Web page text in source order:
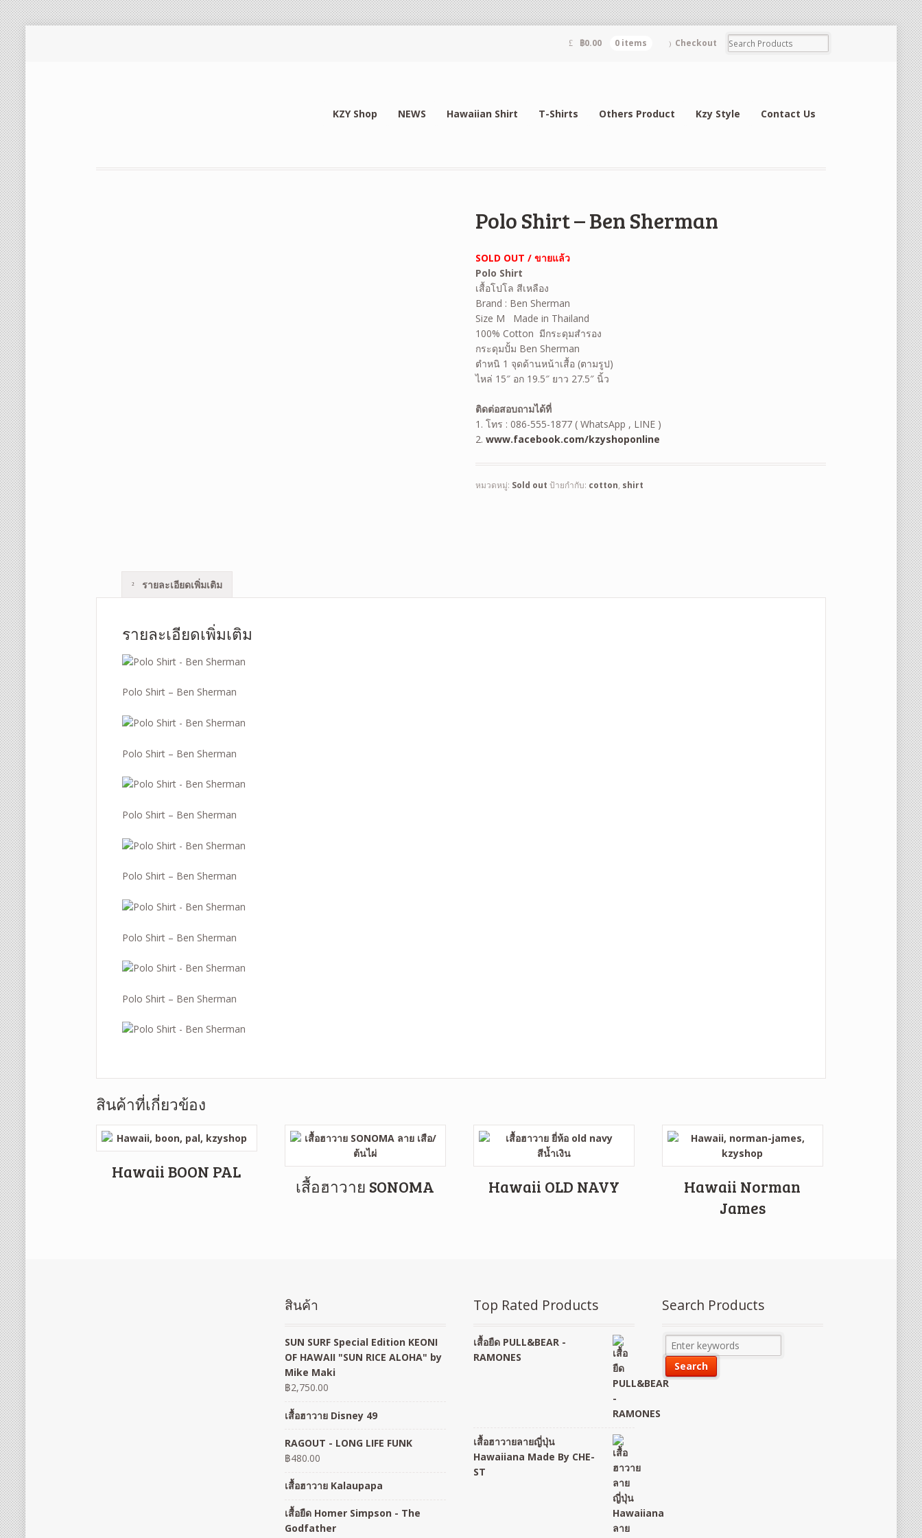
฿0.00 0 items Checkout
KZY Shop NEWS Hawaiian Shirt T-Shirts Others Product Kzy Style Contact Us
Polo Shirt – Ben Sherman
SOLD OUT / ขายแล้ว
Polo Shirt
เสื้อโปโล สีเหลือง
Brand : Ben Sherman
Size M Made in Thailand
100% Cotton มีกระดุมสำรอง
กระดุมปั้ม Ben Sherman
ตำหนิ 1 จุดด้านหน้าเสื้อ (ตามรูป)
ไหล่ 15″ อก 19.5″ ยาว 27.5″ นิ้ว
ติดต่อสอบถามได้ที่
1. โทร : 086-555-1877 ( WhatsApp , LINE )
2.www.facebook.com/kzyshoponline
หมวดหมู่: Sold out ป้ายกำกับ: cotton, shirt
รายละเอียดเพิ่มเติม
รายละเอียดเพิ่มเติม
Polo Shirt – Ben Sherman
Polo Shirt – Ben Sherman
Polo Shirt – Ben Sherman
Polo Shirt – Ben Sherman
Polo Shirt – Ben Sherman
Polo Shirt – Ben Sherman
สินค้าที่เกี่ยวข้อง
Hawaii BOON PAL
เสื้อฮาวาย SONOMA Hawaii OLD NAVY
Hawaii Norman
James
สินค้า
SUN SURF Special Edition KEONI
OF HAWAII "SUN RICE ALOHA" by
Mike Maki
฿2,750.00
เสื้อฮาวาย Disney 49
RAGOUT - LONG LIFE FUNK
฿480.00
เสื้อฮาวาย Kalaupapa
เสื้อยืด Homer Simpson - The
Godfather
Top Rated Products
เสื้อยืด PULL&BEAR -
RAMONES
เสื้อฮาวายลายญี่ปุ่น
Hawaiiana Made By CHE-
ST
Search Products